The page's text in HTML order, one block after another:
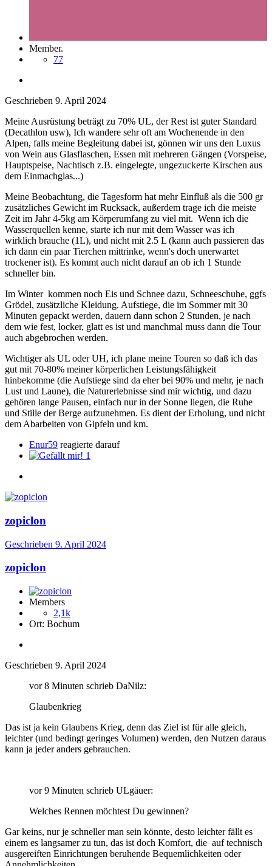
Member.
77
Geschrieben 9. April 2024
Meine Ausrüstung beträgt zu 70% UL, der Rest ist guter Standard
(Decathlon usw), Ich wandere sehr oft am Wochenende in den
Alpen, falls meine Begleitung dabei ist, gönnen wir uns den Luxus
von Wein aus Glasflaschen, Essen mit mehreren Gängen (Vorspeise,
Hauptspeise, Nachtisch z.B. eingelegte, ungezuckerte Kirschen aus
dem Einmachglas...)
Meine Beobachtung, die Tagesform hat mehr Einfluß als die 500 gr
zusätzliches Gewicht im Rucksack, außerdem trage ich die meiste
Zeit im Jahr 4-5kg am Körperumfang zu viel mit. Wenn ich die
Wasserquellen kenne, starte ich nur mit dem Wasser was ich
wirklich brauche (1L), und nicht mit 2.5 L (kann auch passieren das
ich dann ein paar Tierchen mittrinke, wenn's doch unerwartet
trockener ist). Es kommt auch nicht darauf an ob ich 1 Stunde
schneller bin.
Im Winter kommen noch Eis und Schnee dazu, Schneeschuhe, ggfs
Grödel, zusätzliche Kleidung. Aufstiege, die im Sommer mit 30
Minuten gepackt werden, dauern dann schon 2 Stunden, je nach
dem wie fest, locker, glatt es ist und manchmal muss dann die Tour
auch abgebrochen werden.
Wichtiger als UL oder UH, ich plane meine Touren so daß ich das
gut mit 70-80% meiner körperlichen Leistungsfähigkeit
hinbekomme (die Aufstiege sind da eher bei 90% und mehr, je nach
Lust und Laune), die Naturerlebnisse sind mir wichtig, und dazu
gehören lange Pausen, einfach nur in der Sonne liegen, die Ruhe
und Stille der Berge aufzunehmen. Es dient der Erholung, und nicht
dem Abarbeiten von Gipfeln und km.
Enur59 reagierte darauf
1
zopiclon
Geschrieben 9. April 2024
zopiclon
Members
2,1k
Ort: Bochum
Geschrieben 9. April 2024
vor 8 Minuten schrieb DaNilz:
Glaubenkrieg
Das ist ja kein Glaubens Krieg, denn das Ziel ist für alle gleich,
leichter (und bedingt geringes Volumen) werden, den Nutzen daraus
kann ja jeder anders gebrauchen.
vor 9 Minuten schrieb ULgäuer:
Welches Rennen möchtest Du gewinnen?
Gar keins, nur je schneller man sein könnte, desto leichter fällt es
einem es langsamer zu tun, das ist doch Komfort, die auf technisch
ausgereiften Einrichtungen beruhende Bequemlichkeiten oder